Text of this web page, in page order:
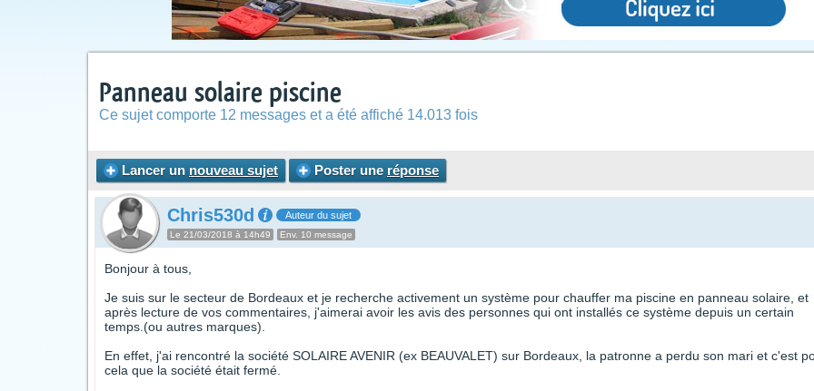
Panneau solaire piscine
Ce sujet comporte 12 messages et a été affiché 14.013 fois
Lancer un nouveau sujet Poster une réponse
Chris530d Auteur du sujet
Le 21/03/2018 à 14h49 Env. 10 message
Bonjour à tous,
Je suis sur le secteur de Bordeaux et je recherche activement un système pour chauffer ma piscine en panneau solaire, et
après lecture de vos commentaires, j'aimerai avoir les avis des personnes qui ont installés ce système depuis un certain
temps.(ou autres marques).
En effet, j'ai rencontré la société SOLAIRE AVENIR (ex BEAUVALET) sur Bordeaux, la patronne a perdu son mari et c'est
cela que la société était fermé.